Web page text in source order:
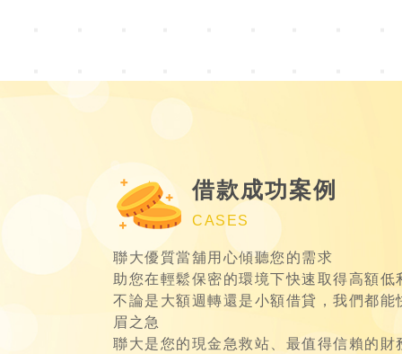
借款成功案例
CASES
聯大優質當舖用心傾聽您的需求
助您在輕鬆保密的環境下快速取得高額低
不論是大額週轉還是小額借貸，我們都能
眉之急
聯大是您的現金急救站、最值得信賴的財